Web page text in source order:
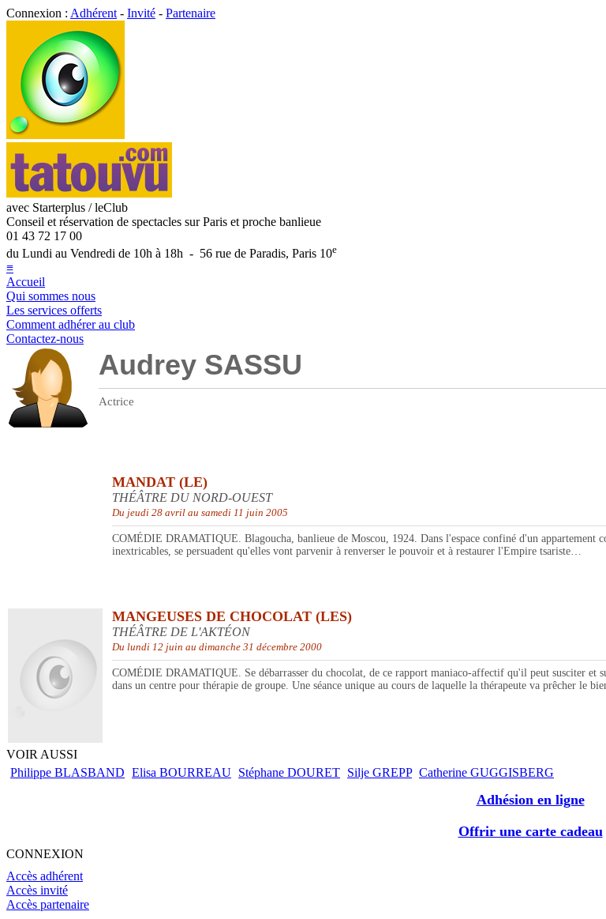
Connexion : Adhérent - Invité - Partenaire
avec Starterplus / leClub
Conseil et réservation de spectacles sur Paris et proche banlieue
01 43 72 17 00
du Lundi au Vendredi de 10h à 18h - 56 rue de Paradis, Paris 10e
≡
Accueil
Qui sommes nous
Les services offerts
Comment adhérer au club
Contactez-nous
Audrey SASSU
Actrice
MANDAT (LE)
THÉÂTRE DU NORD-OUEST
Du jeudi 28 avril au samedi 11 juin 2005
COMÉDIE DRAMATIQUE. Blagoucha, banlieue de Moscou, 1924. Dans l'espace confiné d'un appartement
inextricables, se persuadent qu'elles vont parvenir à renverser le pouvoir et à restaurer l'Empire tsariste…
MANGEUSES DE CHOCOLAT (LES)
THÉÂTRE DE L'AKTÉON
Du lundi 12 juin au dimanche 31 décembre 2000
COMÉDIE DRAMATIQUE. Se débarrasser du chocolat, de ce rapport maniaco-affectif qu'il peut susciter et
dans un centre pour thérapie de groupe. Une séance unique au cours de laquelle la thérapeute va prêcher le
VOIR AUSSI
Philippe BLASBAND Elisa BOURREAU Stéphane DOURET Silje GREPP Catherine GUGGISBERG
Adhésion en ligne
Offrir une carte cadeau
CONNEXION
Accès adhérent
Accès invité
Accès partenaire